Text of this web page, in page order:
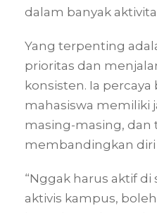
dalam banyak
Yang terpenting
prioritas dan
konsisten. Ia percaya
mahasiswa memiliki
masing-masing, dan
membandingkan diri
“Nggak harus aktif di
aktivis kampus,